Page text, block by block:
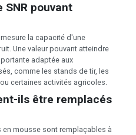
SNR pouvant
la capacité d'une
Une valeur pouvant atteindre
adaptée aux
comme les stands de tir, les
certaines activités agricoles.
ils être remplacés
mousse sont remplaçables à